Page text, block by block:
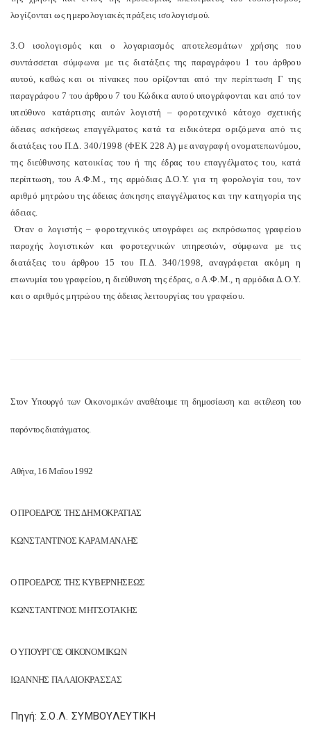
λογίζονται ως ημερολογιακές πράξεις ισολογισμού.
3.Ο ισολογισμός και ο λογαριασμός αποτελεσμάτων χρήσης που
συντάσσεται σύμφωνα με τις διατάξεις της παραγράφου 1 του άρθρου
αυτού, καθώς και οι πίνακες που ορίζονται από την περίπτωση Γ της
παραγράφου 7 του άρθρου 7 του Κώδικα αυτού υπογράφονται και από τον
υπεύθυνο κατάρτισης αυτών λογιστή – φοροτεχνικό κάτοχο σχετικής
άδειας ασκήσεως επαγγέλματος κατά τα ειδικότερα οριζόμενα από τις
διατάξεις του Π.Δ. 340/1998 (ΦΕΚ 228 Α) με αναγραφή ονοματεπωνύμου,
της διεύθυνσης κατοικίας του ή της έδρας του επαγγέλματος του, κατά
περίπτωση, του Α.Φ.Μ., της αρμόδιας Δ.Ο.Υ. για τη φορολογία του, τον
αριθμό μητρώου της άδειας άσκησης επαγγέλματος και την κατηγορία της
άδειας.
Όταν ο λογιστής – φοροτεχνικός υπογράφει ως εκπρόσωπος γραφείου
παροχής λογιστικών και φοροτεχνικών υπηρεσιών, σύμφωνα με τις
διατάξεις του άρθρου 15 του Π.Δ. 340/1998, αναγράφεται ακόμη η
επωνυμία του γραφείου, η διεύθυνση της έδρας, ο Α.Φ.Μ., η αρμόδια Δ.Ο.Υ.
και ο αριθμός μητρώου της άδειας λειτουργίας του γραφείου.
Στον Υπουργό των Οικονομικών αναθέτουμε τη δημοσίευση και εκτέλεση του
παρόντος διατάγματος.
Αθήνα, 16 Μαΐου 1992
Ο ΠΡΟΕΔΡΟΣ ΤΗΣ ΔΗΜΟΚΡΑΤΙΑΣ
ΚΩΝΣΤΑΝΤΙΝΟΣ ΚΑΡΑΜΑΝΛΗΣ
Ο ΠΡΟΕΔΡΟΣ ΤΗΣ ΚΥΒΕΡΝΗΣΕΩΣ
ΚΩΝΣΤΑΝΤΙΝΟΣ ΜΗΤΣΟΤΑΚΗΣ
Ο ΥΠΟΥΡΓΟΣ ΟΙΚΟΝΟΜΙΚΩΝ
ΙΩΑΝΝΗΣ ΠΑΛΑΙΟΚΡΑΣΣΑΣ
Πηγή: Σ.Ο.Λ. ΣΥΜΒΟΥΛΕΥΤΙΚΗ